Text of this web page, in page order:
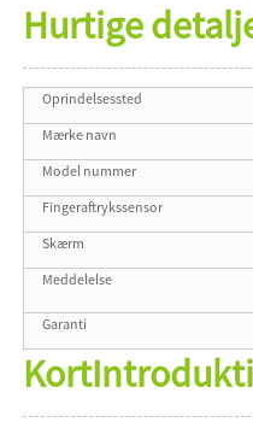
Hurtige
Oprindelsessted
Mærke navn
Model nummer
Fingeraftrykssensor
Skærm
Meddelelse
Garanti
Kort